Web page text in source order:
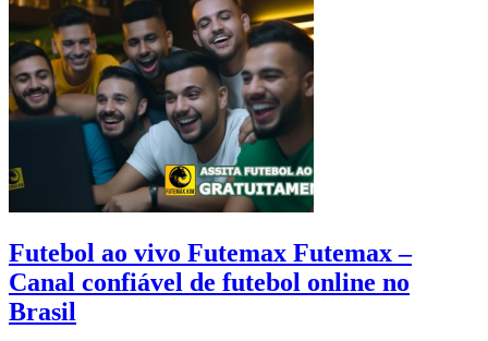
Futebol ao vivo Futemax Futemax –
Canal confiável de futebol online no
Brasil